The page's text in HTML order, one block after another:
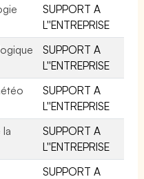
SUPPORT A
L''ENTREPRISE
SUPPORT A
L''ENTREPRISE
SUPPORT A
L''ENTREPRISE
SUPPORT A
L''ENTREPRISE
SUPPORT A